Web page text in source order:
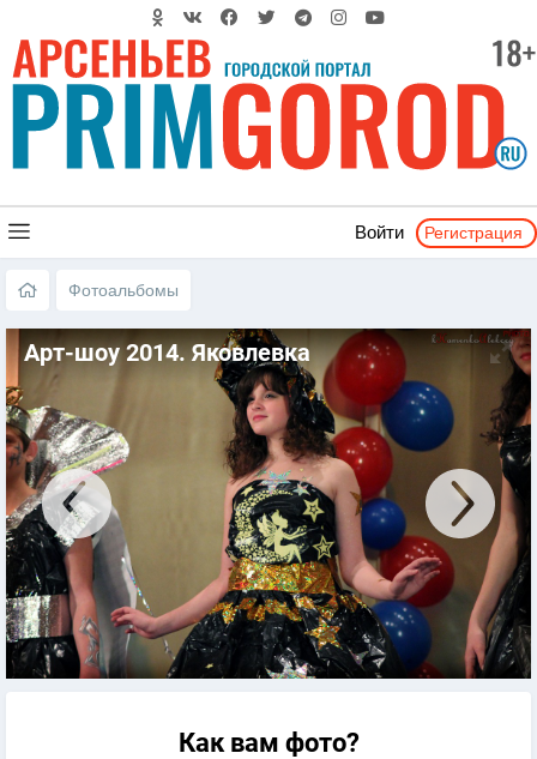
Войти Регистрация
Фотоальбомы
Арт-шоу 2014. Яковлевка
Как вам фото?